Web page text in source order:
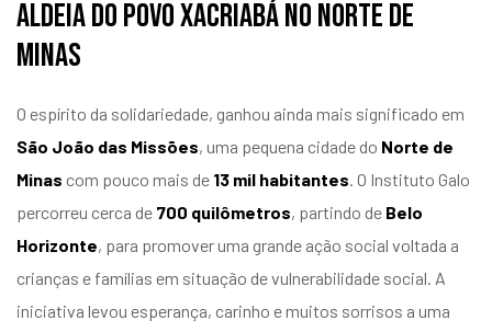
aldeia do povo Xacriabá no Norte de
Minas
O espírito da solidariedade, ganhou ainda mais significado em
São João das Missões, uma pequena cidade do Norte de
Minas com pouco mais de 13 mil habitantes. O Instituto Galo
percorreu cerca de 700 quilômetros, partindo de Belo
Horizonte, para promover uma grande ação social voltada a
crianças e famílias em situação de vulnerabilidade social. A
iniciativa levou esperança, carinho e muitos sorrisos a uma